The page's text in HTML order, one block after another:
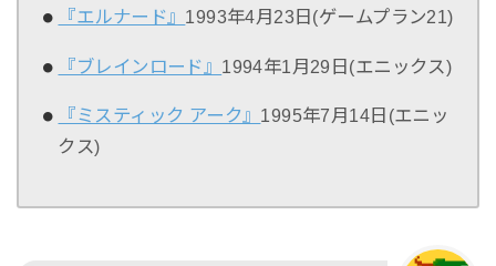
『エルナード』 1993年4月23日(ゲームプラン21)
『ブレインロード』 1994年1月29日(エニックス)
『ミスティック アーク』 1995年7月14日(エニッ
クス)